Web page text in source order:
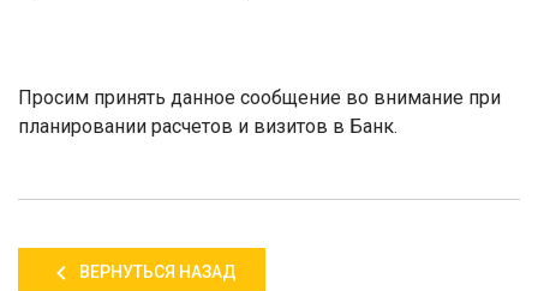
Просим принять данное сообщение во внимание при
планировании расчетов и визитов в Банк.
ВЕРНУТЬСЯ НАЗАД